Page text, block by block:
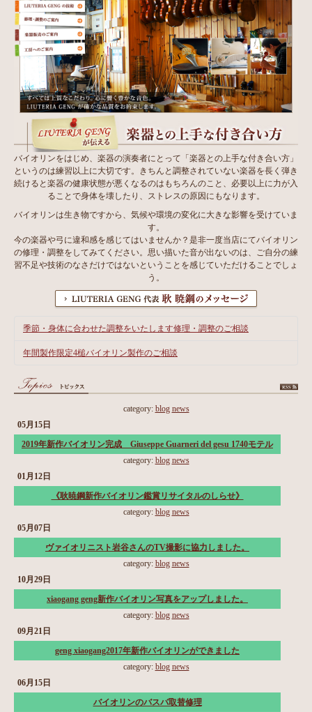
バイオリンをはじめ、楽器の演奏者にとって「楽器との上手な付き合い方」
というのは練習以上に大切です。きちんと調整されていない楽器を長く弾き
続けると楽器の健康状態が悪くなるのはもちろんのこと、必要以上に力が入
ることで身体を壊したり、ストレスの原因にもなります。
バイオリンは生き物ですから、気候や環境の変化に大きな影響を受けていま
す。
今の楽器や弓に違和感を感じてはいませんか？是非一度当店にてバイオリン
の修理・調整をしてみてください。思い描いた音が出ないのは、ご自分の練
習不足や技術のなさだけではないということを感じていただけることでしょ
う。
季節・身体に合わせた調整をいたします修理・調整のご相談
年間製作限定4槌バイオリン製作のご相談
category: blog news
05月15日
2019年新作バイオリン完成 Giuseppe Guarneri del gesu 1740モテル
category: blog news
01月12日
《耿暁鋼新作バイオリン鑑賞リサイタルのしらせ》
category: blog news
05月07日
ヴァイオリニスト岩谷さんのTV撮影に協力しました。
category: blog news
10月29日
xiaogang geng新作バイオリン写真をアップしました。
category: blog news
09月21日
geng xiaogang2017年新作バイオリンができました
category: blog news
06月15日
バイオリンのバスバ取替修理